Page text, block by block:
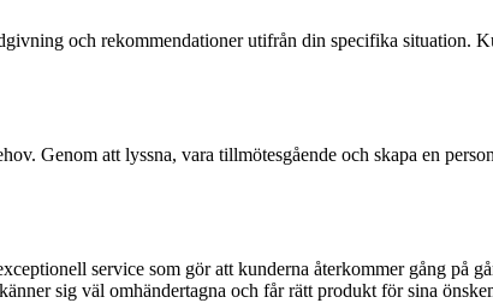
och rekommendationer utifrån din specifika situation.
Genom att lyssna, vara tillmötesgående och skapa en
service som gör att kunderna återkommer gång på
sig väl omhändertagna och får rätt produkt för sina